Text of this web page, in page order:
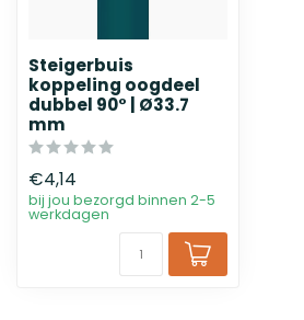
Steigerbuis
koppeling oogdeel
dubbel 90° | Ø33.7
mm
€4,14
bij jou bezorgd binnen 2-5
werkdagen